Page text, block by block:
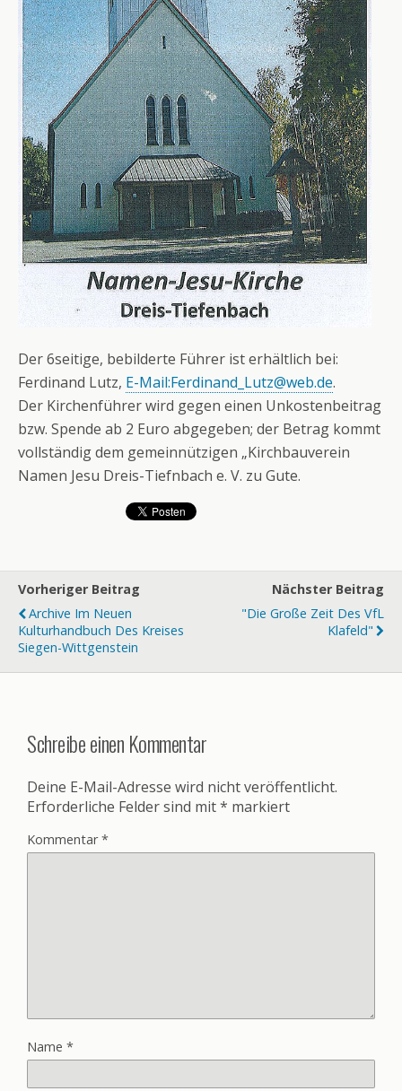
Der 6seitige, bebilderte Führer ist erhältlich bei:
Ferdinand Lutz, E-Mail:Ferdinand_Lutz@web.de.
Der Kirchenführer wird gegen einen Unkostenbeitrag
bzw. Spende ab 2 Euro abgegeben; der Betrag kommt
vollständig dem gemeinnützigen „Kirchbauverein
Namen Jesu Dreis-Tiefnbach e. V. zu Gute.
Vorheriger Beitrag
Archive Im Neuen
Kulturhandbuch Des Kreises
Siegen-Wittgenstein
Nächster Beitrag
"Die Große Zeit Des VfL
Klafeld"
Schreibe einen Kommentar
Deine E-Mail-Adresse wird nicht veröffentlicht.
Erforderliche Felder sind mit* markiert
Kommentar*
Name *